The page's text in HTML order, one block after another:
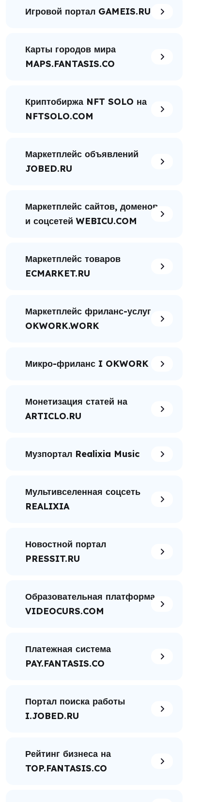
Игровой портал GAMEIS.RU
Карты городов мира
MAPS.FANTASIS.CO
Криптобиржа NFT SOLO на
NFTSOLO.COM
Маркетплейс объявлений
JOBED.RU
Маркетплейс сайтов, доменов
и соцсетей WEBICU.COM
Маркетплейс товаров
ECMARKET.RU
Маркетплейс фриланс-услуг
OKWORK.WORK
Микро-фриланс I OKWORK
Монетизация статей на
ARTICLO.RU
Музпортал Realixia Music
Мультивселенная соцсеть
REALIXIA
Новостной портал
PRESSIT.RU
Образовательная платформа
VIDEOCURS.COM
Платежная система
PAY.FANTASIS.CO
Портал поиска работы
I.JOBED.RU
Рейтинг бизнеса на
TOP.FANTASIS.CO